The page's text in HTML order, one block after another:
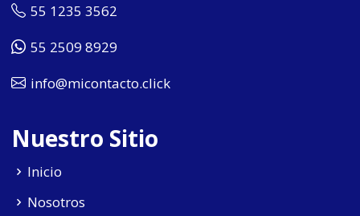
55 1235 3562
55 2509 8929
info@micontacto.click
Nuestro Sitio
Inicio
Nosotros